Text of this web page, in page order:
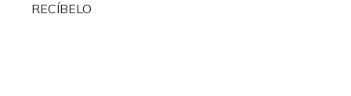
RECÍBELO